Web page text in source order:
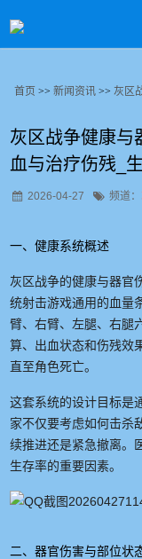
首页 >>新闻资讯 >>灰区
灰区战争健康与
血与治疗伤残_
2026-04-27 频道：
一、健康系统概述
灰区战争的健康与器官
统射击游戏通用的血量
臂、右臂、左腿、右腿
算、出血状态和伤残效
直至角色死亡。
这套系统的设计目标是
家不仅要考虑如何击杀
续推进还是紧急撤离。
生存率的重要因素。
二、器官伤害与部位状